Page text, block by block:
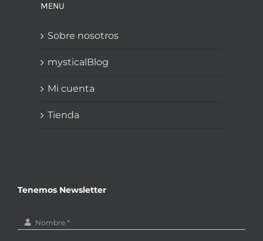
MENU
Sobre nosotros
mysticalBlog
Mi cuenta
Tienda
Tenemos Newsletter